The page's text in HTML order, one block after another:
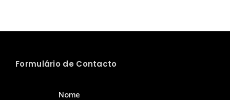
Formulário de Contacto
Nome